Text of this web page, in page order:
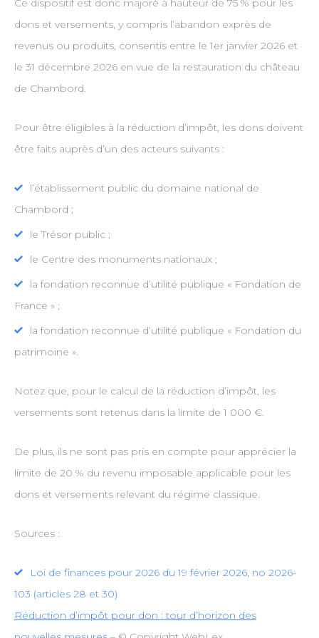
Ce dispositif est donc majoré à hauteur de 75 % pour les
dons et versements, y compris l’abandon exprès de
revenus ou produits, consentis entre le 1er janvier 2026 et
le 31 décembre 2026 en vue de la restauration du château
de Chambord.
Pour être éligibles à la réduction d’impôt, les dons doivent
être faits auprès d’un des acteurs suivants :
l’établissement public du domaine national de
Chambord ;
le Trésor public ;
le Centre des monuments nationaux ;
la fondation reconnue d’utilité publique « Fondation de
France » ;
la fondation reconnue d’utilité publique « Fondation du
patrimoine ».
Notez que, pour le calcul de la réduction d’impôt, les
versements sont retenus dans la limite de 1 000 €.
De plus, ils ne sont pas pris en compte pour apprécier la
limite de 20 % du revenu imposable applicable pour les
dons et versements relevant du régime classique.
Sources :
Loi de finances pour 2026 du 19 février 2026, no 2026-
103 (articles 28 et 30)
Réduction d’impôt pour don : tour d’horizon des